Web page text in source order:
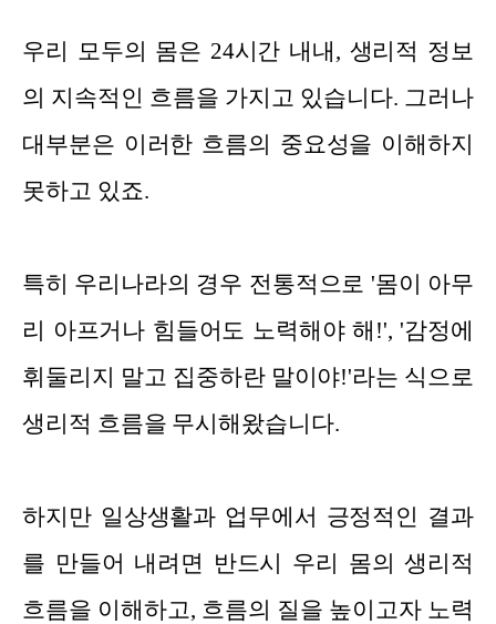
우리 모두의 몸은 24시간 내내, 생리적 정보
의 지속적인 흐름을 가지고 있습니다. 그러나
대부분은 이러한 흐름의 중요성을 이해하지
못하고 있죠.
특히 우리나라의 경우 전통적으로 '몸이 아무
리 아프거나 힘들어도 노력해야 해!', '감정에
휘둘리지 말고 집중하란 말이야!'라는 식으로
생리적 흐름을 무시해왔습니다.
하지만 일상생활과 업무에서 긍정적인 결과
를 만들어 내려면 반드시 우리 몸의 생리적
흐름을 이해하고, 흐름의 질을 높이고자 노력